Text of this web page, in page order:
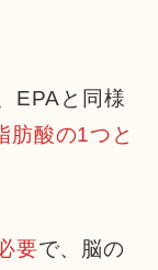
EPAと同様
肪酸の1つと
要で、脳の